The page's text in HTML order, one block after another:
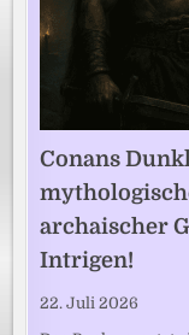
Conans
archaischer
Intrigen!
22. Juli 2026